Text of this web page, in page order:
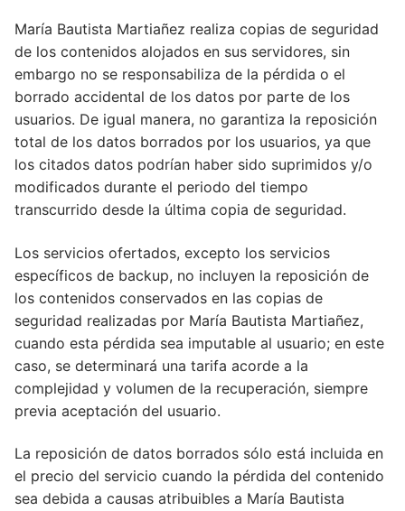
María Bautista Martiañez realiza copias de seguridad
de los contenidos alojados en sus servidores, sin
embargo no se responsabiliza de la pérdida o el
borrado accidental de los datos por parte de los
usuarios. De igual manera, no garantiza la reposición
total de los datos borrados por los usuarios, ya que
los citados datos podrían haber sido suprimidos y/o
modificados durante el periodo del tiempo
transcurrido desde la última copia de seguridad.
Los servicios ofertados, excepto los servicios
específicos de backup, no incluyen la reposición de
los contenidos conservados en las copias de
seguridad realizadas por María Bautista Martiañez,
cuando esta pérdida sea imputable al usuario; en este
caso, se determinará una tarifa acorde a la
complejidad y volumen de la recuperación, siempre
previa aceptación del usuario.
La reposición de datos borrados sólo está incluida en
el precio del servicio cuando la pérdida del contenido
sea debida a causas atribuibles a María Bautista